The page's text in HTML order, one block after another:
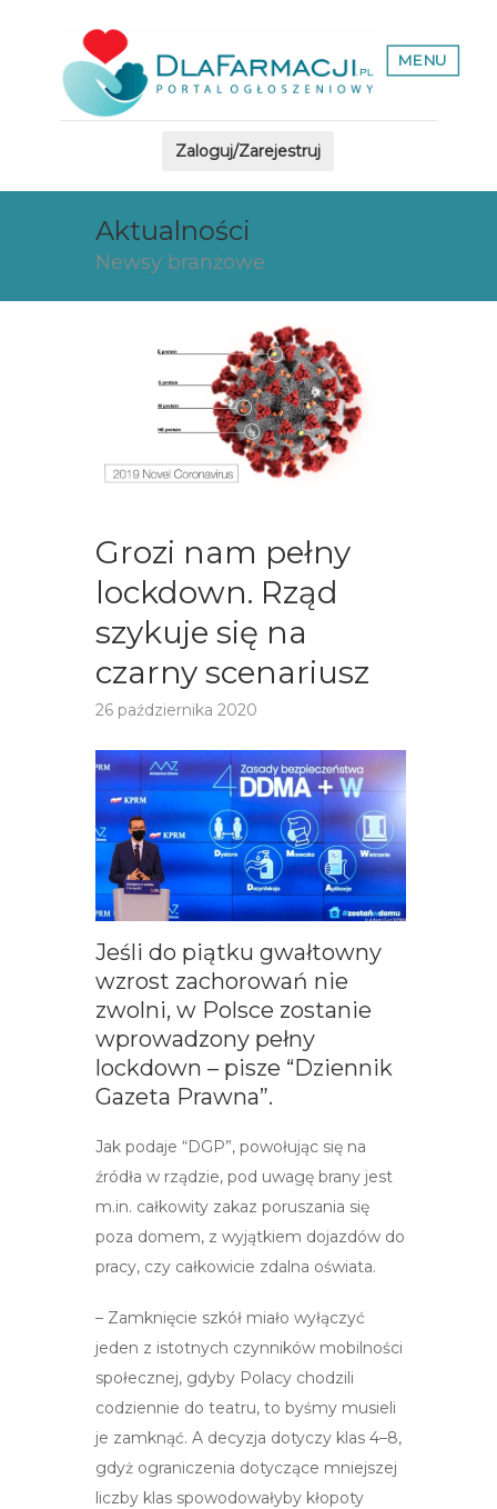
MENU
Zaloguj/Zarejestruj
Aktualności
Newsy branżowe
Grozi nam pełny
lockdown. Rząd
szykuje się na
czarny scenariusz
26 października 2020
Jeśli do piątku gwałtowny
wzrost zachorowań nie
zwolni, w Polsce zostanie
wprowadzony pełny
lockdown – pisze “Dziennik
Gazeta Prawna”.
Jak podaje “DGP”, powołując się na
źródła w rządzie, pod uwagę brany jest
m.in. całkowity zakaz poruszania się
poza domem, z wyjątkiem dojazdów do
pracy, czy całkowicie zdalna oświata.
– Zamknięcie szkół miało wyłączyć
jeden z istotnych czynników mobilności
społecznej, gdyby Polacy chodzili
codziennie do teatru, to byśmy musieli
je zamknąć. A decyzja dotyczy klas 4–8,
gdyż ograniczenia dotyczące mniejszej
liczby klas spowodowałyby kłopoty